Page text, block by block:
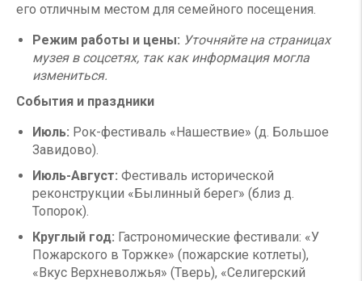
его отличным местом для семейного посещения.
Режим работы и цены: Уточняйте на страницах
музея в соцсетях, так как информация могла
измениться.
События и праздники
Июль: Рок-фестиваль «Нашествие» (д. Большое
Завидово).
Июль-Август: Фестиваль исторической
реконструкции «Былинный берег» (близ д.
Топорок).
Круглый год: Гастрономические фестивали: «У
Пожарского в Торжке» (пожарские котлеты),
«Вкус Верхневолжья» (Тверь), «Селигерский